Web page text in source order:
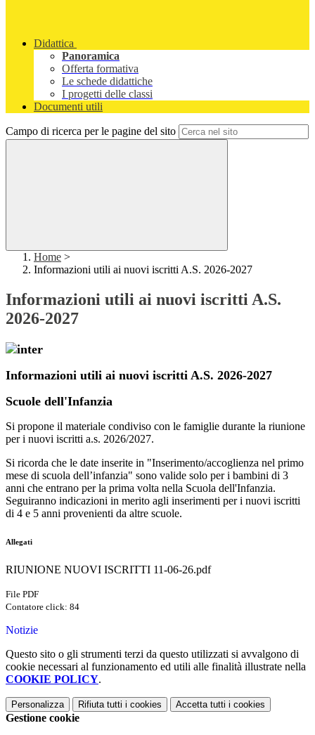
Didattica
Panoramica
Offerta formativa
Le schede didattiche
I progetti delle classi
Documenti utili
Campo di ricerca per le pagine del sito
Home >
Informazioni utili ai nuovi iscritti A.S. 2026-2027
Informazioni utili ai nuovi iscritti A.S.
2026-2027
Informazioni utili ai nuovi iscritti A.S. 2026-2027
Scuole dell'Infanzia
Si propone il materiale condiviso con le famiglie durante la riunione
per i nuovi iscritti a.s. 2026/2027.
Si ricorda che le date inserite in "Inserimento/accoglienza nel primo
mese di scuola dell’infanzia" sono valide solo per i bambini di 3
anni che entrano per la prima volta nella Scuola dell'Infanzia.
Seguiranno indicazioni in merito agli inserimenti per i nuovi iscritti
di 4 e 5 anni provenienti da altre scuole.
Allegati
RIUNIONE NUOVI ISCRITTI 11-06-26.pdf
File PDF
Contatore click: 84
Notizie
Questo sito o gli strumenti terzi da questo utilizzati si avvalgono di
cookie necessari al funzionamento ed utili alle finalità illustrate nella
COOKIE POLICY.
Personalizza Rifiuta tutti i cookies Accetta tutti i cookies
Gestione cookie